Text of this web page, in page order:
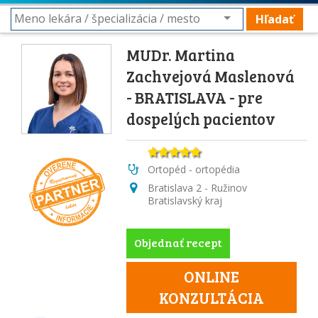
Hľadať
MUDr. Martina
Zachvejová Maslenová
- BRATISLAVA - pre
dospelých pacientov
Ortopéd - ortopédia
Bratislava 2 - Ružinov
Bratislavský kraj
Objednať recept
ONLINE
KONZULTÁCIA